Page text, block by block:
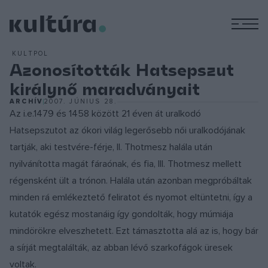
KULTPOL
Azonosították Hatsepszut
királynő maradványait
ARCHÍV2007. JÚNIUS 28.
Az i.e.1479 és 1458 között 21 éven át uralkodó
Hatsepszutot az ókori világ legerősebb női uralkodójának
tartják, aki testvére-férje, II. Thotmesz halála után
nyilvánította magát fáraónak, és fia, III. Thotmesz mellett
régensként ült a trónon. Halála után azonban megpróbáltak
minden rá emlékeztető feliratot és nyomot eltüntetni, így a
kutatók egész mostanáig így gondolták, hogy múmiája
mindörökre elveszhetett. Ezt támasztotta alá az is, hogy bár
a sírját megtalálták, az abban lévő szarkofágok üresek
voltak.